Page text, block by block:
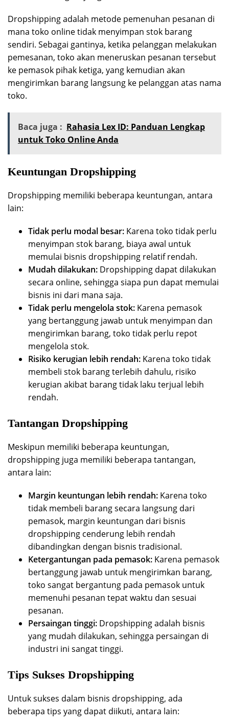
Dropshipping adalah metode pemenuhan pesanan di
mana toko online tidak menyimpan stok barang
sendiri. Sebagai gantinya, ketika pelanggan melakukan
pemesanan, toko akan meneruskan pesanan tersebut
ke pemasok pihak ketiga, yang kemudian akan
mengirimkan barang langsung ke pelanggan atas nama
toko.
Baca juga : Rahasia Lex ID: Panduan Lengkap
untuk Toko Online Anda
Keuntungan Dropshipping
Dropshipping memiliki beberapa keuntungan, antara
lain:
Tidak perlu modal besar: Karena toko tidak perlu
menyimpan stok barang, biaya awal untuk
memulai bisnis dropshipping relatif rendah.
Mudah dilakukan: Dropshipping dapat dilakukan
secara online, sehingga siapa pun dapat memulai
bisnis ini dari mana saja.
Tidak perlu mengelola stok: Karena pemasok
yang bertanggung jawab untuk menyimpan dan
mengirimkan barang, toko tidak perlu repot
mengelola stok.
Risiko kerugian lebih rendah: Karena toko tidak
membeli stok barang terlebih dahulu, risiko
kerugian akibat barang tidak laku terjual lebih
rendah.
Tantangan Dropshipping
Meskipun memiliki beberapa keuntungan,
dropshipping juga memiliki beberapa tantangan,
antara lain:
Margin keuntungan lebih rendah: Karena toko
tidak membeli barang secara langsung dari
pemasok, margin keuntungan dari bisnis
dropshipping cenderung lebih rendah
dibandingkan dengan bisnis tradisional.
Ketergantungan pada pemasok: Karena pemasok
bertanggung jawab untuk mengirimkan barang,
toko sangat bergantung pada pemasok untuk
memenuhi pesanan tepat waktu dan sesuai
pesanan.
Persaingan tinggi: Dropshipping adalah bisnis
yang mudah dilakukan, sehingga persaingan di
industri ini sangat tinggi.
Tips Sukses Dropshipping
Untuk sukses dalam bisnis dropshipping, ada
beberapa tips yang dapat diikuti, antara lain: